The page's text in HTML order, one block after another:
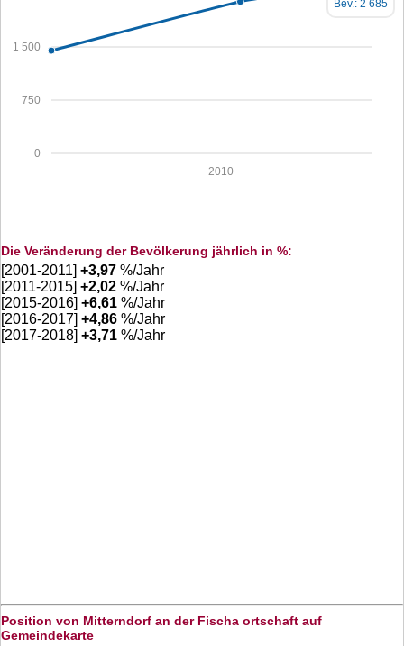
0
750
1 500
2010
Bev.: 2 685
Die Veränderung der Bevölkerung jährlich in %:
[2001-2011] +3,97 %/Jahr
[2011-2015] +2,02 %/Jahr
[2015-2016] +6,61 %/Jahr
[2016-2017] +4,86 %/Jahr
[2017-2018] +3,71 %/Jahr
Position von Mitterndorf an der Fischa ortschaft auf
Gemeindekarte